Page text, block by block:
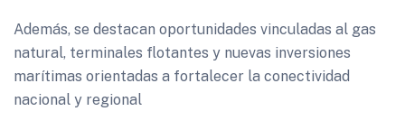
Además, se destacan oportunidades vinculadas al gas
natural, terminales flotantes y nuevas inversiones
marítimas orientadas a fortalecer la conectividad
nacional y regional